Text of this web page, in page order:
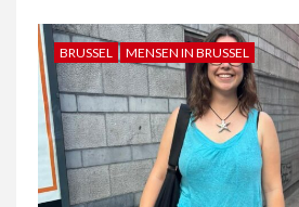
BRUSSEL MENSEN IN BRUSSEL